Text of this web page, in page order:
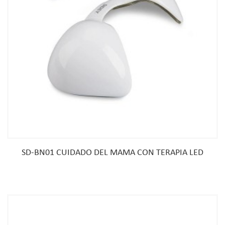
SD-BN01 CUIDADO DEL MAMA CON TERAPIA LED